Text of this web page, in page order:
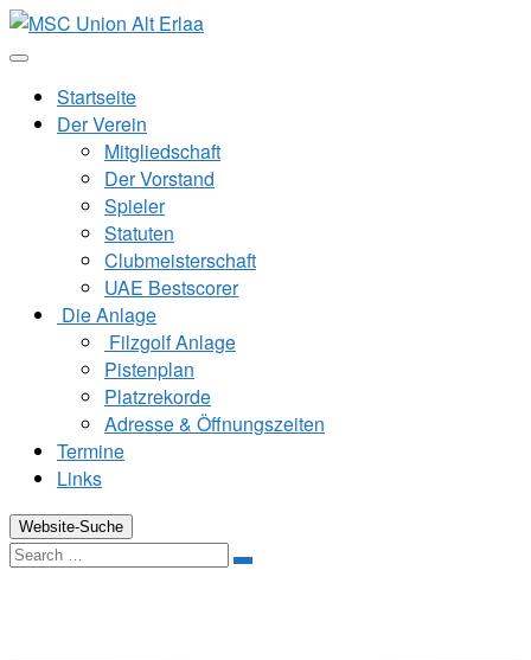
Zum
Inhalt
Startseite
Der Verein
Mitgliedschaft
Der Vorstand
Spieler
Statuten
Clubmeisterschaft
UAE Bestscorer
Die Anlage
Filzgolf Anlage
Pistenplan
Platzrekorde
Adresse & Öffnungszeiten
Termine
Links
Website-Suche
Search